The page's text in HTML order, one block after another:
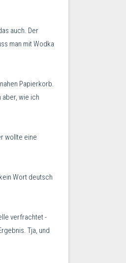
auch. Der
man mit Wodka
Papierkorb.
wie ich
wollte eine
Wort deutsch
verfrachtet -
Tja, und